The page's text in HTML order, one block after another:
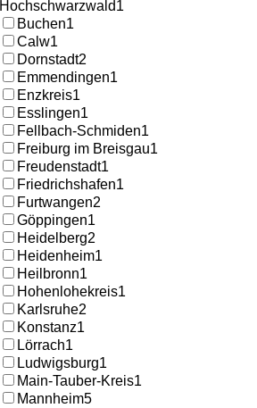
Hochschwarzwald1
Buchen1
Calw1
Dornstadt2
Emmendingen1
Enzkreis1
Esslingen1
Fellbach-Schmiden1
Freiburg im Breisgau1
Freudenstadt1
Friedrichshafen1
Furtwangen2
Göppingen1
Heidelberg2
Heidenheim1
Heilbronn1
Hohenlohekreis1
Karlsruhe2
Konstanz1
Lörrach1
Ludwigsburg1
Main-Tauber-Kreis1
Mannheim5